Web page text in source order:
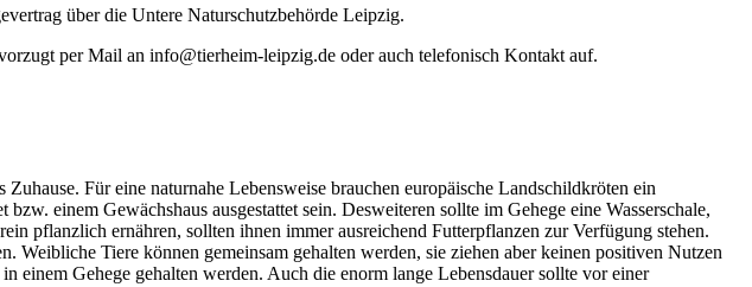
über die Untere Naturschutzbehörde Leipzig.
per Mail an info@tierheim-leipzig.de oder auch telefonisch Kontakt auf.
Für eine naturnahe Lebensweise brauchen europäische Landschildkröten ein
einem Gewächshaus ausgestattet sein. Desweiteren sollte im Gehege eine Wasserschale,
pflanzlich ernähren, sollten ihnen immer ausreichend Futterpflanzen zur Verfügung stehen.
Tiere können gemeinsam gehalten werden, sie ziehen aber keinen positiven Nutzen
einem Gehege gehalten werden. Auch die enorm lange Lebensdauer sollte vor einer